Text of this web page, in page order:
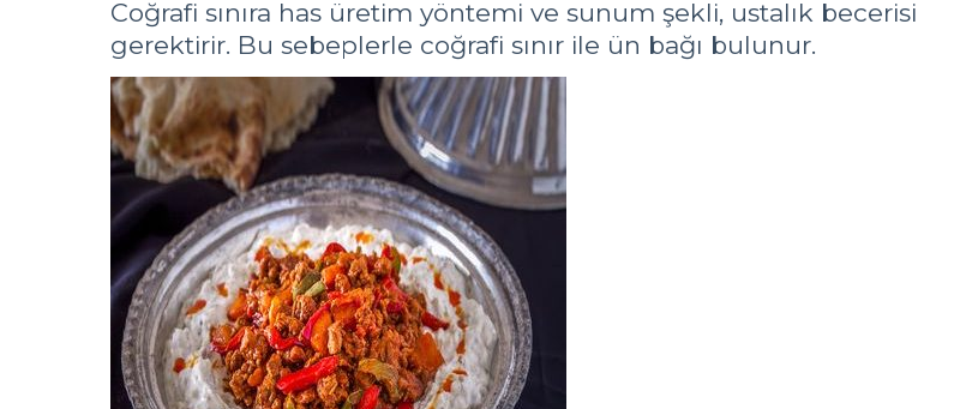
Coğrafi sınıra has üretim yöntemi ve sunum şekli, ustalık becerisi
gerektirir. Bu sebeplerle coğrafi sınır ile ün bağı bulunur.